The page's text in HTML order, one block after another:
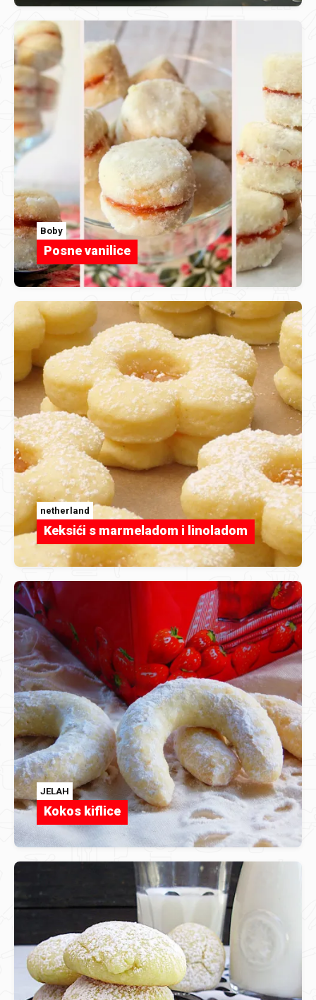
Boby
Posne vanilice
netherland
Keksići s marmeladom i linoladom
JELAH
Kokos kiflice